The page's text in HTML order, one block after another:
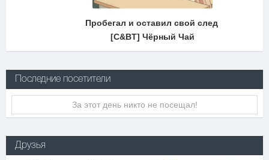
Пробегал и оставил свой след
[C&BT] Чëрный Чай
Последние посетители
За этот день никто не посещал!
Друзья